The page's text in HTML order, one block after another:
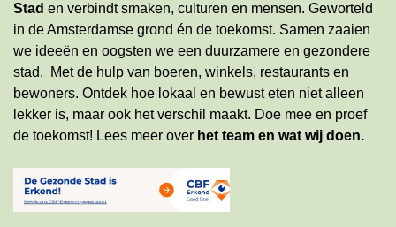
Stad en verbindt smaken, culturen en mensen. Geworteld
in de Amsterdamse grond én de toekomst. Samen zaaien
we ideeën en oogsten we een duurzamere en gezondere
stad. Met de hulp van boeren, winkels, restaurants en
bewoners. Ontdek hoe lokaal en bewust eten niet alleen
lekker is, maar ook het verschil maakt. Doe mee en proef
de toekomst! Lees meer over het team en wat wij doen.